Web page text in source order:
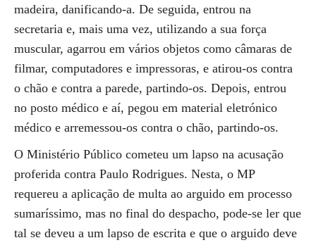
madeira, danificando-a. De seguida, entrou na
secretaria e, mais uma vez, utilizando a sua força
muscular, agarrou em vários objetos como câmaras de
filmar, computadores e impressoras, e atirou-os contra
o chão e contra a parede, partindo-os. Depois, entrou
no posto médico e aí, pegou em material eletrónico
médico e arremessou-os contra o chão, partindo-os.
O Ministério Público cometeu um lapso na acusação
proferida contra Paulo Rodrigues. Nesta, o ​​​​​​​MP
requereu a aplicação de multa ao arguido em processo
sumaríssimo, mas no final do despacho, pode-se ler que
tal se deveu a um lapso de escrita e que o arguido deve